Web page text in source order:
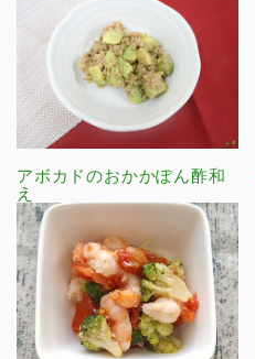
アボカドのおかかぽん酢和
え